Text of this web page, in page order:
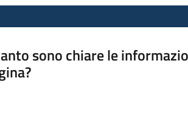
sono chiare le